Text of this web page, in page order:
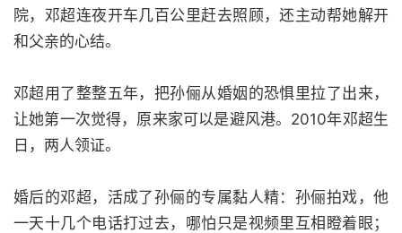
院，邓超连夜开车几百公里赶去照顾，还主动帮她解开
和父亲的心结。
邓超用了整整五年，把孙俪从婚姻的恐惧里拉了出来，
让她第一次觉得，原来家可以是避风港。2010年邓超生
日，两人领证。
婚后的邓超，活成了孙俪的专属黏人精：孙俪拍戏，他
一天十几个电话打过去，哪怕只是视频里互相瞪着眼；